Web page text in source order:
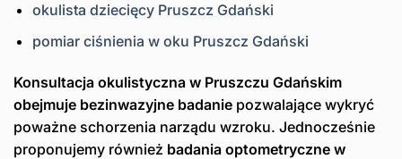
okulista dziecięcy Pruszcz Gdański
pomiar ciśnienia w oku Pruszcz Gdański
Konsultacja okulistyczna w Pruszczu Gdańskim
obejmuje bezinwazyjne badanie pozwalające wykryć
poważne schorzenia narządu wzroku. Jednocześnie
proponujemy również badania optometryczne w